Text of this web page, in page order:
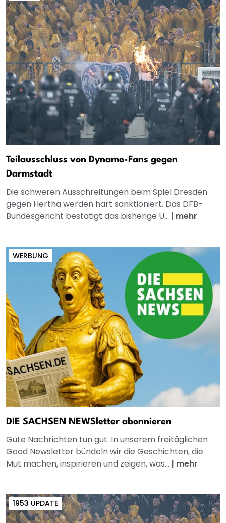
Teilausschluss von Dynamo-Fans gegen
Darmstadt
Die schweren Ausschreitungen beim Spiel Dresden
gegen Hertha werden hart sanktioniert. Das DFB-
Bundesgericht bestätigt das bisherige U... | mehr
WERBUNG
DIE SACHSEN NEWSletter abonnieren
Gute Nachrichten tun gut. In unserem freitäglichen
Good Newsletter bündeln wir die Geschichten, die
Mut machen, inspirieren und zeigen, was... | mehr
1953 UPDATE